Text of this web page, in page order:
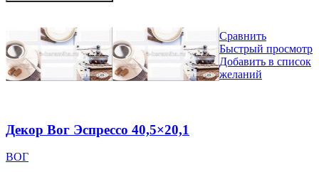
Сравнить
Быстрый просмотр
Добавить в список
желаний
Декор Вог Эспрессо 40,5×20,1
ВОГ